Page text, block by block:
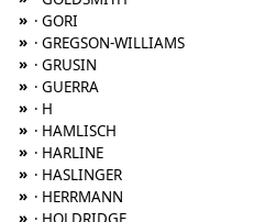
» · GORI
» · GREGSON-WILLIAMS
» · GRUSIN
» · GUERRA
» · H
» · HAMLISCH
» · HARLINE
» · HASLINGER
» · HERRMANN
»